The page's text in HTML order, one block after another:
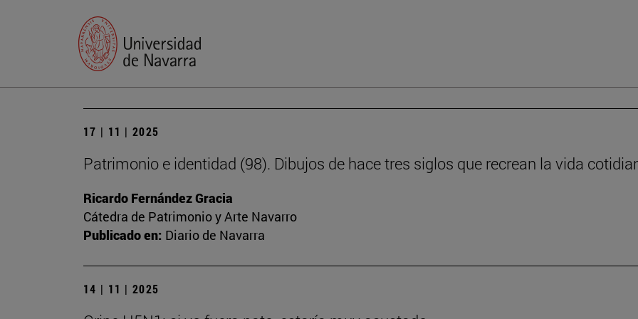
17 | 11 | 2025
Patrimonio e identidad (98). Dibujos de hace tres siglos que recrean la vida
Ricardo Fernández Gracia
Cátedra de Patrimonio y Arte Navarro
Publicado en: Diario de Navarra
14 | 11 | 2025